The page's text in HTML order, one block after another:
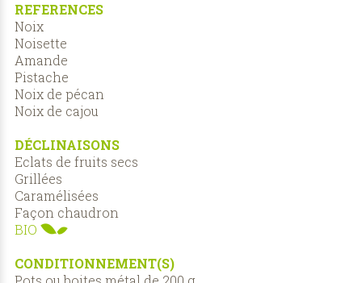
REFERENCES
Noix
Noisette
Amande
Pistache
Noix de pécan
Noix de cajou
DÉCLINAISONS
Eclats de fruits secs
Grillées
Caramélisées
Façon chaudron
BIO
CONDITIONNEMENT(S)